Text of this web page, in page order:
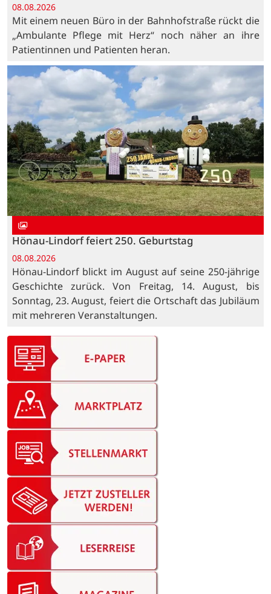
08.08.2026
Mit einem neuen Büro in der Bahnhofstraße rückt die
„Ambulante Pflege mit Herz“ noch näher an ihre
Patientinnen und Patienten heran.
Hönau-Lindorf feiert 250. Geburtstag
08.08.2026
Hönau-Lindorf blickt im August auf seine 250-jährige
Geschichte zurück. Von Freitag, 14. August, bis
Sonntag, 23. August, feiert die Ortschaft das Jubiläum
mit mehreren Veranstaltungen.